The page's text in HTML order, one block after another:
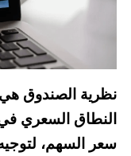
نظرية الصندوق
النطاق السعري في
سعر السهم،